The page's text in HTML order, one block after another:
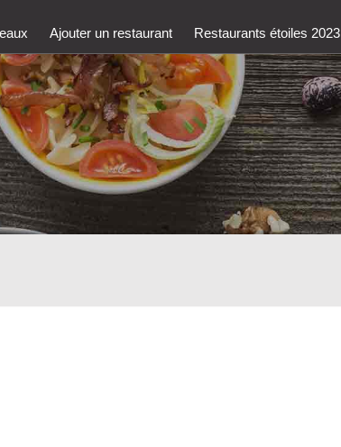
Ajouter un restaurant Restaurants étoiles 2023